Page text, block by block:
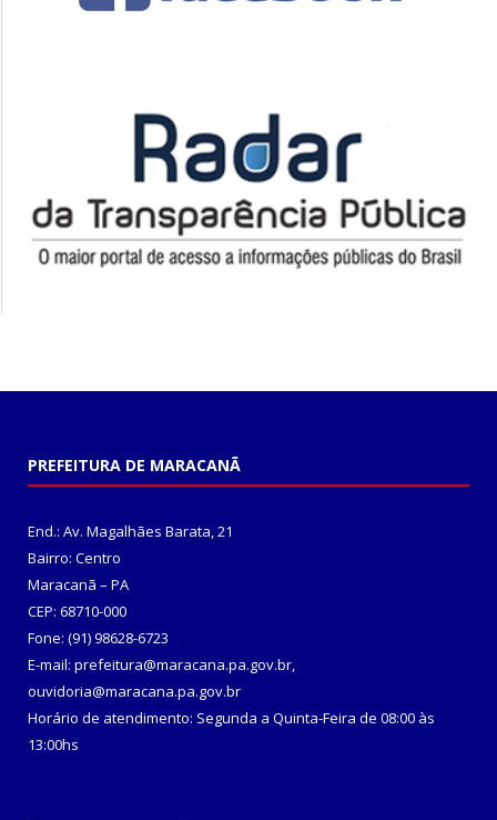
PREFEITURA DE MARACANÃ
End.: Av. Magalhães Barata, 21
Bairro: Centro
Maracanã – PA
CEP: 68710-000
Fone: (91) 98628-6723
E-mail: prefeitura@maracana.pa.gov.br,
ouvidoria@maracana.pa.gov.br
Horário de atendimento: Segunda a Quinta-Feira de 08:00 às
13:00hs